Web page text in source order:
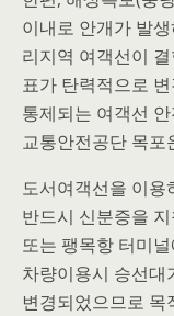
이내로 안개가 발
리지역 여객선이
표가 탄력적으로
통제되는 여객선
교통안전공단 목포
도서여객선을 이용
반드시 신분증을
또는 팽목항 터미
차량이용시 승선
변경되었으므로